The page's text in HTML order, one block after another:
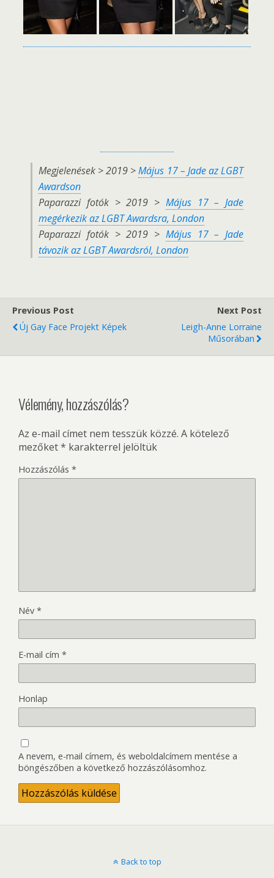
Megjelenések > 2019 >Május 17 – Jade az LGBT
Awardson
Paparazzi fotók > 2019 > Május 17 – Jade
megérkezik az LGBT Awardsra, London
Paparazzi fotók > 2019 > Május 17 – Jade
távozik az LGBT Awardsról, London
Previous Post
Új Gay Face Projekt Képek
Next Post
Leigh-Anne Lorraine
Műsorában
Vélemény, hozzászólás?
Az e-mail címet nem tesszük közzé. A kötelező
mezőket* karakterrel jelöltük
Hozzászólás *
Név *
E-mail cím *
Honlap
A nevem, e-mail címem, és weboldalcímem mentése a
böngészőben a következő hozzászólásomhoz.
Back to top